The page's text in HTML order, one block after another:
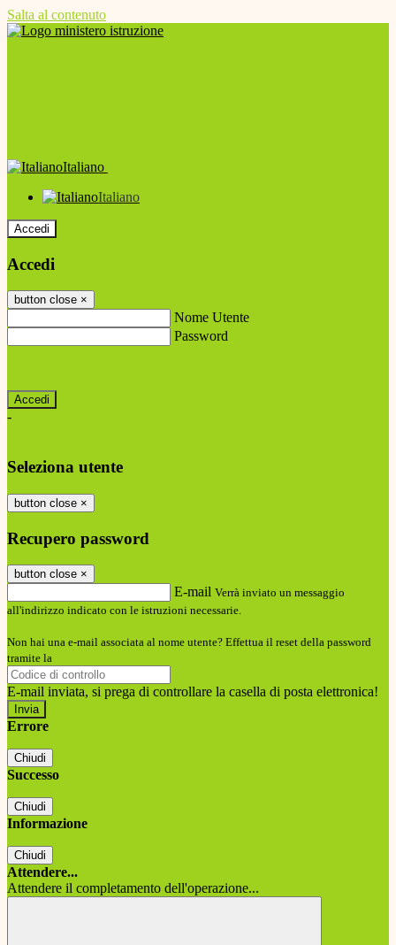
Salta al contenuto
Italiano
Italiano
Accedi
Accedi
button close ×
Nome Utente
Password
-
Seleziona utente
button close ×
Recupero password
button close ×
E-mail Verrà inviato un messaggio
all'indirizzo indicato con le istruzioni necessarie.
Non hai una e-mail associata al nome utente? Effettua il reset della password
tramite la
E-mail inviata, si prega di controllare la casella di posta elettronica!
Errore
Chiudi
Successo
Chiudi
Informazione
Chiudi
Attendere...
Attendere il completamento dell'operazione...